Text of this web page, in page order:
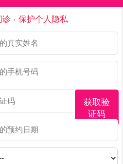
诊
保护个人隐私
获取验
证码